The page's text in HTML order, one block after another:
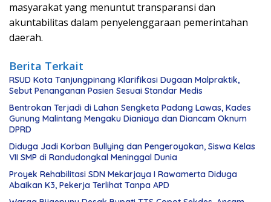
masyarakat yang menuntut transparansi dan
akuntabilitas dalam penyelenggaraan pemerintahan
daerah.
Berita Terkait
RSUD Kota Tanjungpinang Klarifikasi Dugaan Malpraktik,
Sebut Penanganan Pasien Sesuai Standar Medis
Bentrokan Terjadi di Lahan Sengketa Padang Lawas, Kades
Gunung Malintang Mengaku Dianiaya dan Diancam Oknum
DPRD
Diduga Jadi Korban Bullying dan Pengeroyokan, Siswa Kelas
VII SMP di Randudongkal Meninggal Dunia
Proyek Rehabilitasi SDN Mekarjaya I Rawamerta Diduga
Abaikan K3, Pekerja Terlihat Tanpa APD